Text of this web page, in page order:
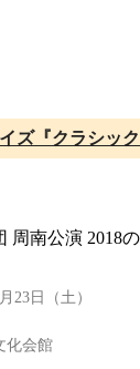
ズ『クラシッ
南公演 2018
23日（土）
化会館